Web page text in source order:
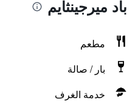
باد ميرجينثايم
مطعم
بار / صالة
خدمة الغرف